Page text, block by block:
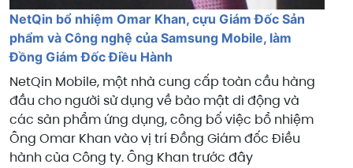
NetQin bổ nhiệm Omar Khan, cựu Giám Đốc Sản
phẩm và Công nghệ của Samsung Mobile, làm
Đồng Giám Đốc Điều Hành
NetQin Mobile, một nhà cung cấp toàn cầu hàng
đầu cho người sử dụng về bảo mật di động và
các sản phẩm ứng dụng, công bố việc bổ nhiệm
Ông Omar Khan vào vị trí Đồng Giám đốc Điều
hành của Công ty. Ông Khan trước đây